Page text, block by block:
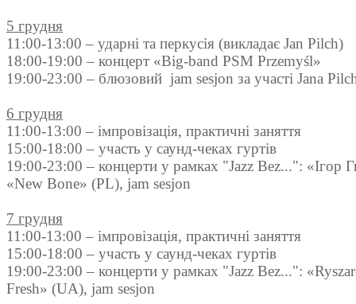
5 грудня
11:00-13:00 – ударні та перкусія (викладає Jan Pilch)
18:00-19:00 – концерт «Big-band PSM Przemyśl»
19:00-23:00 – блюзовий jam sesjon за участі Janа
6 грудня
11:00-13:00 – імпровізація, практичні заняття
15:00-18:00 – участь у саунд-чеках гуртів
19:00-23:00 – концерти у рамках "Jazz Bez...": «Ігор
«New Bone» (PL), jam sesjon
7 грудня
11:00-13:00 – імпровізація, практичні заняття
15:00-18:00 – участь у саунд-чеках гуртів
19:00-23:00 – концерти у рамках "Jazz Bez...":
Fresh» (UA), jam sesjon